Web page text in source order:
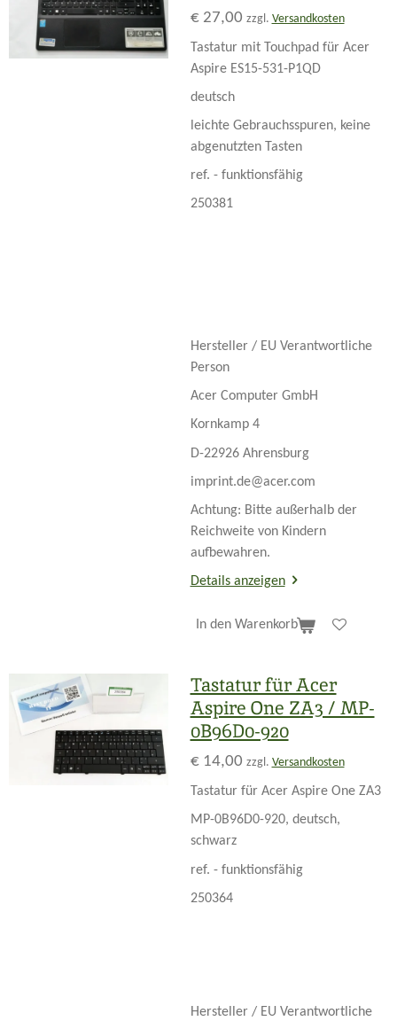
€ 27,00 zzgl. Versandkosten
Tastatur mit Touchpad für Acer
Aspire ES15-531-P1QD
deutsch
leichte Gebrauchsspuren, keine
abgenutzten Tasten
ref. - funktionsfähig
250381
Hersteller / EU Verantwortliche
Person
Acer Computer GmbH
Kornkamp 4
D-22926 Ahrensburg
imprint.de@acer.com
Achtung: Bitte außerhalb der
Reichweite von Kindern
aufbewahren.
Details anzeigen
In den Warenkorb
Tastatur für Acer
Aspire One ZA3 / MP-
0B96D0-920
€ 14,00 zzgl. Versandkosten
Tastatur für Acer Aspire One ZA3
MP-0B96D0-920, deutsch,
schwarz
ref. - funktionsfähig
250364
Hersteller / EU Verantwortliche